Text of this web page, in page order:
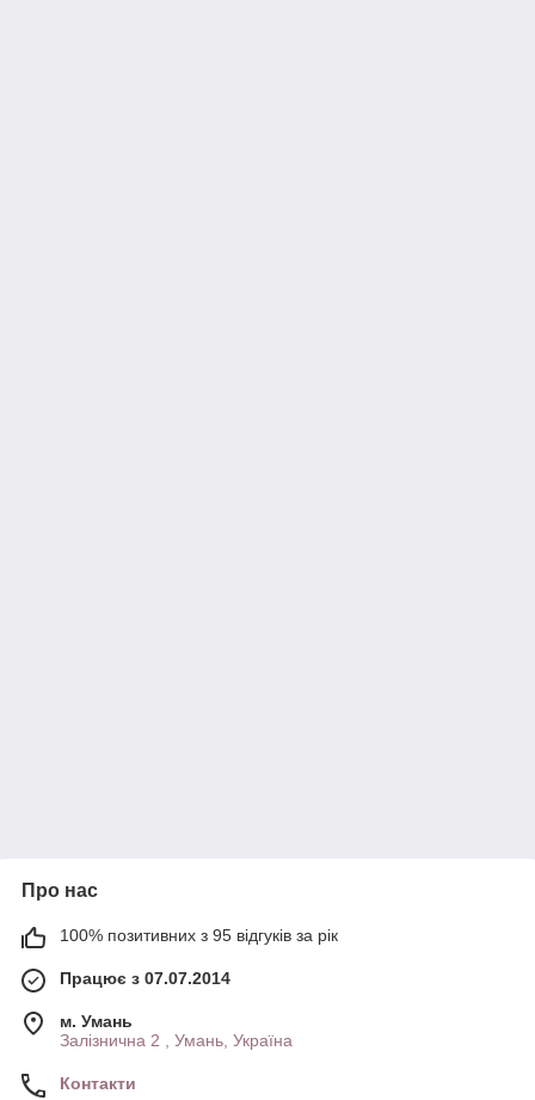
Про нас
100% позитивних з 95 відгуків за рік
Працює з 07.07.2014
м. Умань
Залізнична 2 , Умань, Україна
Контакти